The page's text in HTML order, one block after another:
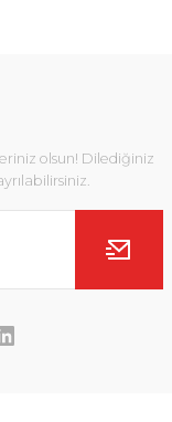
olsun! Dilediğiniz